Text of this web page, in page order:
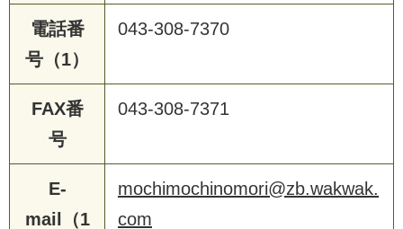
電話番
号（1）
043-308-7370
FAX番
号
043-308-7371
E-
mail（1
mochimochinomori@zb.wakwak.
com